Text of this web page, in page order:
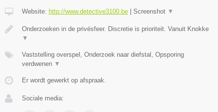
Website: http://www.detective3100.be Screenshot ▼
Onderzoeken in de privésfeer. Discretie is prioriteit. Vanuit Knokke
▼
Vaststelling overspel, Onderzoek naar diefstal, Opsporing
verdwenen ▼
Er wordt gewerkt op afspraak.
Sociale media: